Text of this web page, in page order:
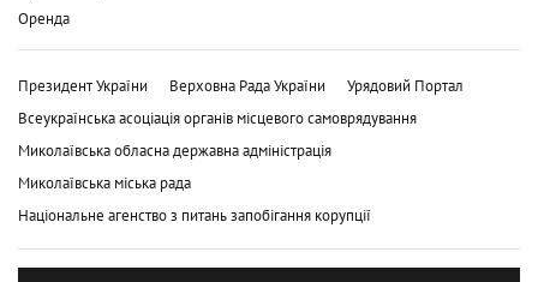
Оренда
Президент України Верховна Рада України
Урядовий Портал
Всеукраїнська асоціація органів місцевого самоврядування
Миколаївська обласна державна адміністрація
Миколаївська міська рада
Національне агенство з питань запобігання корупції